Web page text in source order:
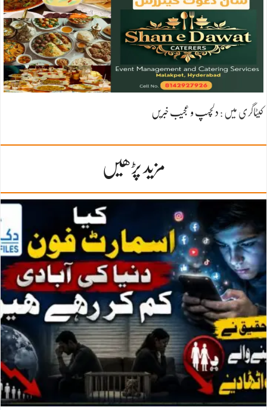
کیٹاگری میں : دلچسپ و عجیب خبریں
مزید پڑھیں